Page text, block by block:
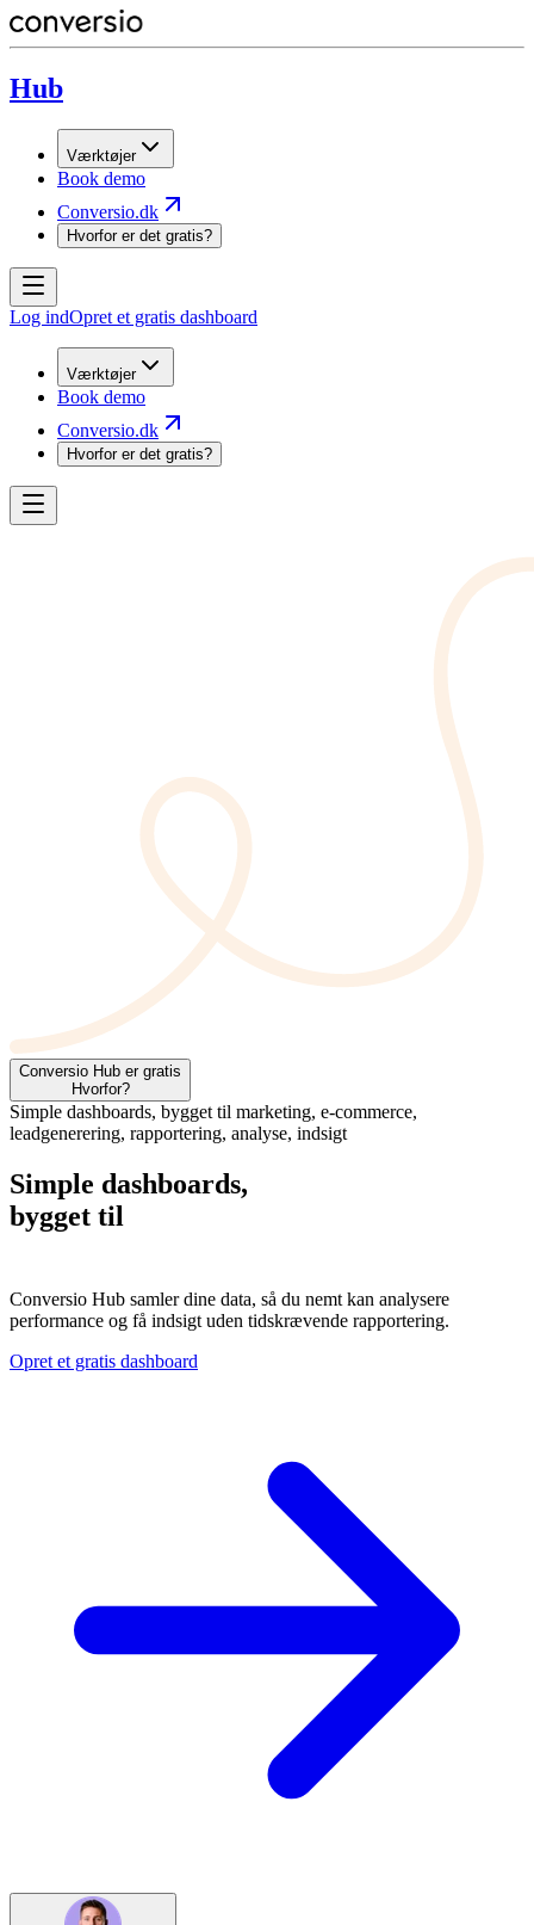
Hub
Værktøjer
Book demo
Conversio.dk
Hvorfor er det gratis?
Log indOpret et gratis dashboard
Værktøjer
Book demo
Conversio.dk
Hvorfor er det gratis?
Conversio Hub er gratis
Hvorfor?
Simple dashboards, bygget til marketing, e-commerce,
leadgenerering, rapportering, analyse, indsigt
Simple dashboards,
bygget til
Conversio Hub samler dine data, så du nemt kan analysere
performance og få indsigt uden tidskrævende rapportering.
Opret et gratis dashboard